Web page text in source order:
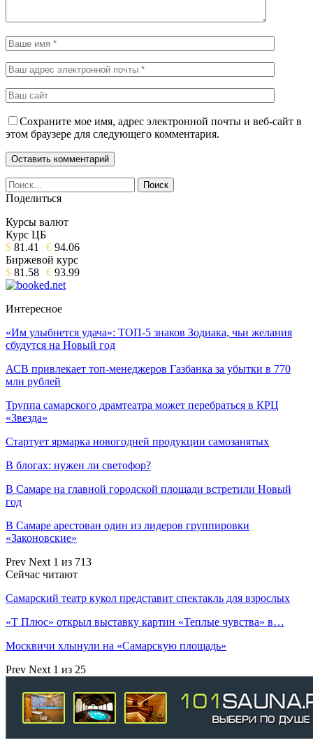
Сохраните мое имя, адрес электронной почты и веб-сайт в
этом браузере для следующего комментария.
Поделиться
Курсы валют
Курс ЦБ
$ 81.41 € 94.06
Биржевой курс
$ 81.58 € 93.99
Интересное
«Им улыбнется удача»: ТОП-5 знаков Зодиака, чьи желания
сбудутся на Новый год
АСВ привлекает топ-менеджеров Газбанка за убытки в 770
млн рублей
Труппа самарского драмтеатра может перебраться в КРЦ
«Звезда»
Стартует ярмарка новогодней продукции самозанятых
В блогах: нужен ли светофор?
В Самаре на главной городской площади встретили Новый
год
В Самаре арестован один из лидеров группировки
«Законовские»
Prev Next 1 из 713
Сейчас читают
Самарский театр кукол представит спектакль для взрослых
«Т Плюс» открыл выставку картин «Теплые чувства» в…
Москвичи хлынули на «Самарскую площадь»
Prev Next 1 из 25